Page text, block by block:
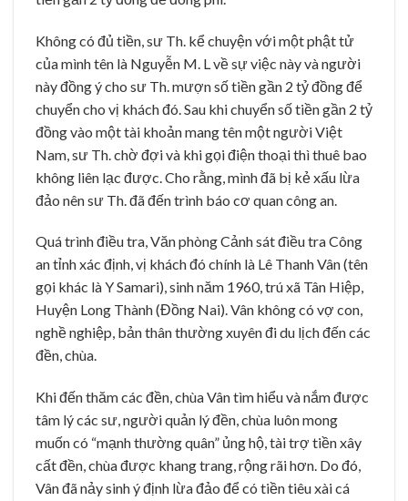
Không có đủ tiền, sư Th. kể chuyện với một phật tử
của mình tên là Nguyễn M. L về sự việc này và người
này đồng ý cho sư Th. mượn số tiền gần 2 tỷ đồng để
chuyển cho vị khách đó. Sau khi chuyển số tiền gần 2 tỷ
đồng vào một tài khoản mang tên một người Việt
Nam, sư Th. chờ đợi và khi gọi điện thoại thì thuê bao
không liên lạc được. Cho rằng, mình đã bị kẻ xấu lừa
đảo nên sư Th. đã đến trình báo cơ quan công an.
Quá trình điều tra, Văn phòng Cảnh sát điều tra Công
an tỉnh xác định, vị khách đó chính là Lê Thanh Vân (tên
gọi khác là Y Samari), sinh năm 1960, trú xã Tân Hiệp,
Huyện Long Thành (Đồng Nai). Vân không có vợ con,
nghề nghiệp, bản thân thường xuyên đi du lịch đến các
đền, chùa.
Khi đến thăm các đền, chùa Vân tìm hiểu và nắm được
tâm lý các sư, người quản lý đền, chùa luôn mong
muốn có “mạnh thường quân” ủng hộ, tài trợ tiền xây
cất đền, chùa được khang trang, rộng rãi hơn. Do đó,
Vân đã nảy sinh ý định lừa đảo để có tiền tiêu xài cá